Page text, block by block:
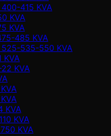
400-415 KVA
KVA
KVA
485 KVA
525-535-550 KVA
KVA
KVA
KVA
KVA
KVA